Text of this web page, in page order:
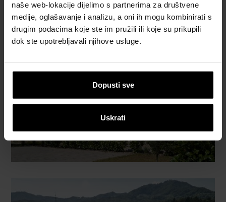
naše web-lokacije dijelimo s partnerima za društvene
medije, oglašavanje i analizu, a oni ih mogu kombinirati s
drugim podacima koje ste im pružili ili koje su prikupili
dok ste upotrebljavali njihove usluge.
Dopusti sve
Uskrati